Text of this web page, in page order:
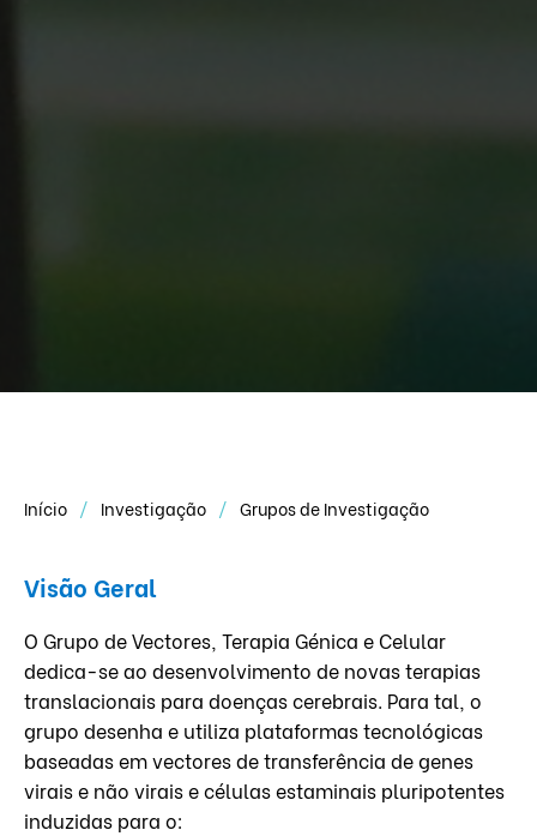
Início Investigação Grupos de Investigação
Visão Geral
O Grupo de Vectores, Terapia Génica e Celular
dedica-se ao desenvolvimento de novas terapias
translacionais para doenças cerebrais. Para tal, o
grupo desenha e utiliza plataformas tecnológicas
baseadas em vectores de transferência de genes
virais e não virais e células estaminais pluripotentes
induzidas para o: